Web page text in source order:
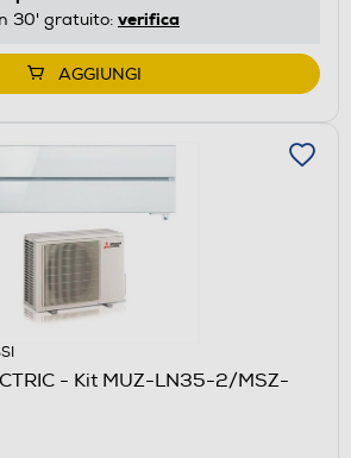
30' gratuito: verifica
AGGIUNGI